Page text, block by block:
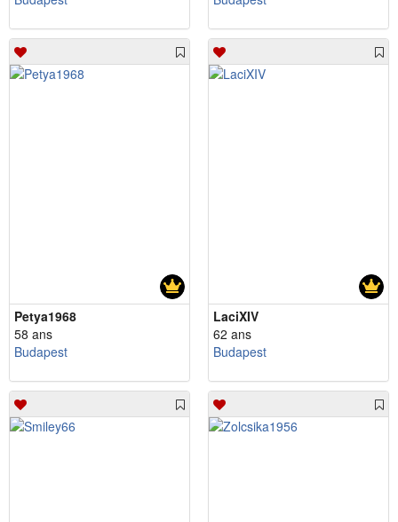
Petya1968
58 ans
Budapest
LaciXIV
62 ans
Budapest